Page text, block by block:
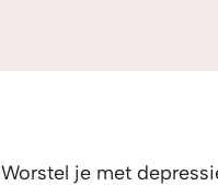
Worstel je met